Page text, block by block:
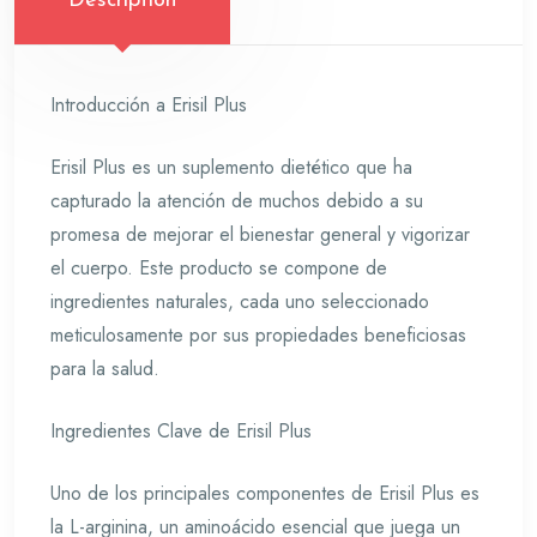
Introducción a Erisil Plus
Erisil Plus es un suplemento dietético que ha
capturado la atención de muchos debido a su
promesa de mejorar el bienestar general y vigorizar
el cuerpo. Este producto se compone de
ingredientes naturales, cada uno seleccionado
meticulosamente por sus propiedades beneficiosas
para la salud.
Ingredientes Clave de Erisil Plus
Uno de los principales componentes de Erisil Plus es
la L-arginina, un aminoácido esencial que juega un